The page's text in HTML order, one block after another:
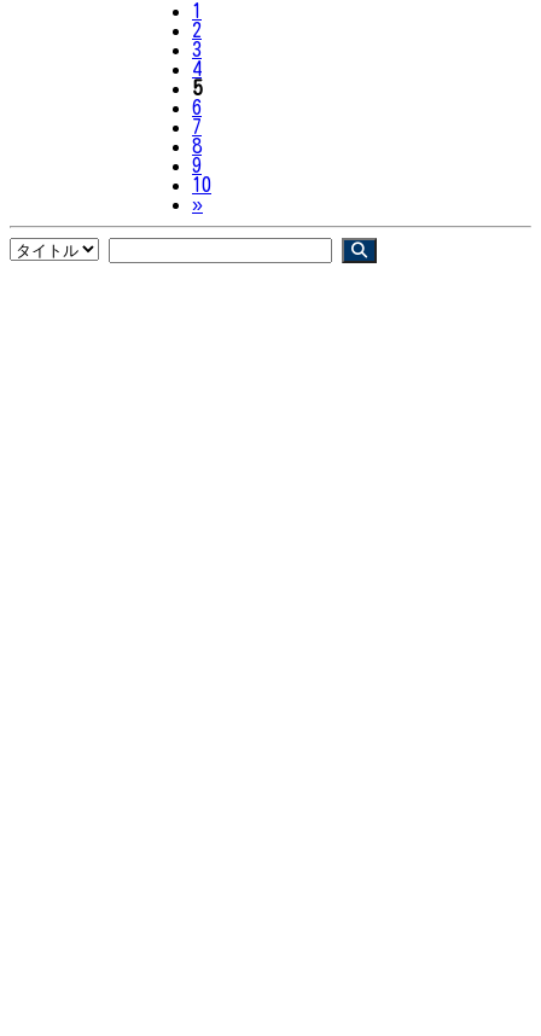
1
2
3
4
5
6
7
8
9
10
»Next